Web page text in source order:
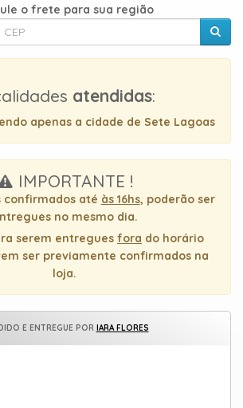
o frete para sua região
atendidas:
apenas a cidade de Sete Lagoas
IMPORTANTE !
confirmados até às 16hs, poderão ser
no mesmo dia.
serem entregues fora do horário
ser previamente confirmados na
loja.
E ENTREGUE POR IARA FLORES